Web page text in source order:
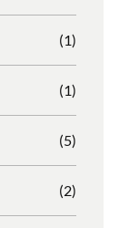
(1)
(1)
(5)
(2)